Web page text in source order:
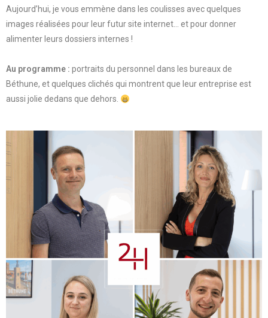
Aujourd’hui, je vous emmène dans les coulisses avec quelques
images réalisées pour leur futur site internet… et pour donner
alimenter leurs dossiers internes !
Au programme : portraits du personnel dans les bureaux de
Béthune, et quelques clichés qui montrent que leur entreprise est
aussi jolie dedans que dehors.